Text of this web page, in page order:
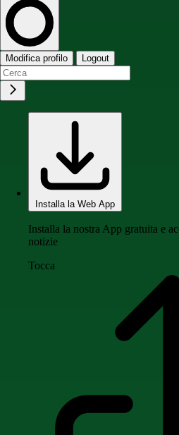
Modifica profilo Logout
Installa la Web App
Installa la nostra App gratuita e
notizie
Tocca